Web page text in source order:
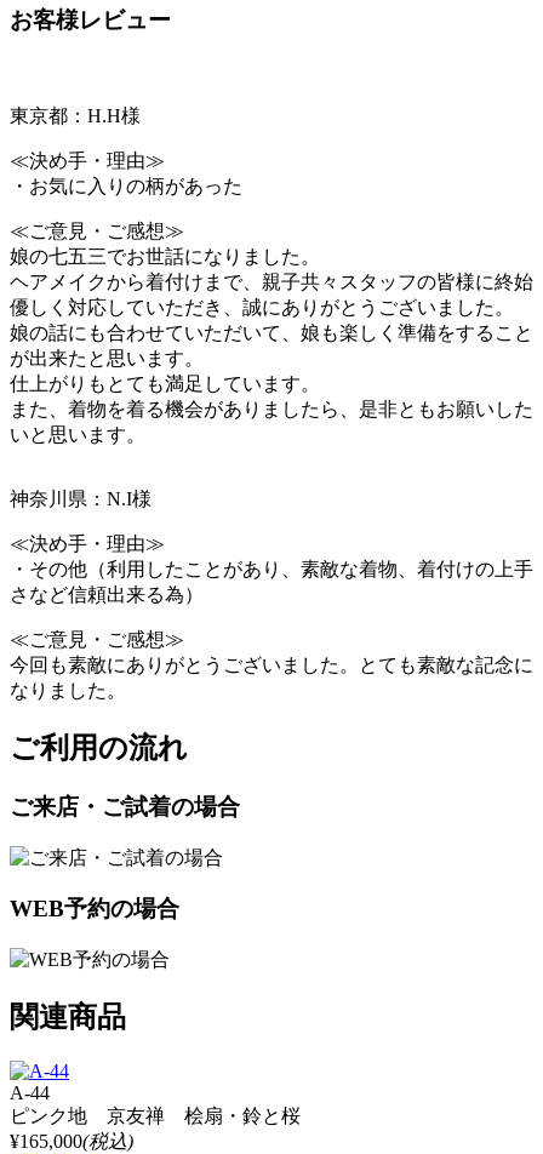
お客様レビュー
東京都：H.H様
≪決め手・理由≫
・お気に入りの柄があった
≪ご意見・ご感想≫
娘の七五三でお世話になりました。
ヘアメイクから着付けまで、親子共々スタッフの皆様に終始
優しく対応していただき、誠にありがとうございました。
娘の話にも合わせていただいて、娘も楽しく準備をすること
が出来たと思います。
仕上がりもとても満足しています。
また、着物を着る機会がありましたら、是非ともお願いした
いと思います。
神奈川県：N.I様
≪決め手・理由≫
・その他（利用したことがあり、素敵な着物、着付けの上手
さなど信頼出来る為）
≪ご意見・ご感想≫
今回も素敵にありがとうございました。とても素敵な記念に
なりました。
ご利用の流れ
ご来店・ご試着の場合
WEB予約の場合
関連商品
A-44
ピンク地 京友禅 桧扇・鈴と桜
¥165,000(税込)